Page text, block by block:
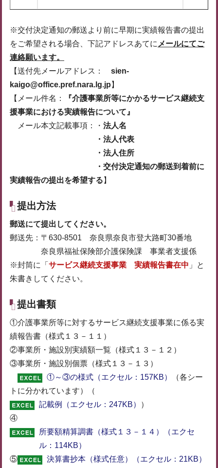
※交付決定通知の郵送より前に早期に実績報告書の提出
をご希望される場合、下記アドレスあてに メールにてご
連絡願います。
【送付先メールアドレス： sien-
kaigo@office.pref.nara.lg.jp 】
【メール件名：
『介護事業所等にかかるサービス継続支
援事業における実績報告について』
メール本文記載事項：・ 法人名
・法人代表
・法人住所
・交付決定通知の郵送到着前に
実績報告の提出を希望する 】
提出方法
郵送にて提出してください。
郵送先：〒630-8501 奈良県奈良市登大路町30番地
奈良県福祉保険部介護保険課 事業者支援係
※封筒に「 サービス継続支援事業 実績報告書在中 」と
朱書きしてください。
提出書類
①介護事業所等に対するサービス継続支援事業に係る実
績報告書（様式１３－１１）
②事業所・施設別実績額一覧（様式１３－１２）
③事業所・施設別個票（様式１３－１３）
①～③の様式（エクセル：157KB）
（各シー
トに分かれています）（
記載例（エクセル：247KB）
）
④
所要額精算調書（様式１３－１４）（エクセ
ル：114KB）
⑤
決算書抄本（様式任意）（エクセル：21KB）